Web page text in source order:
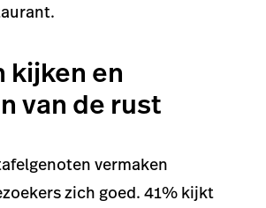
kijken en
van de rust
vermaken
zich goed. 41% kijkt